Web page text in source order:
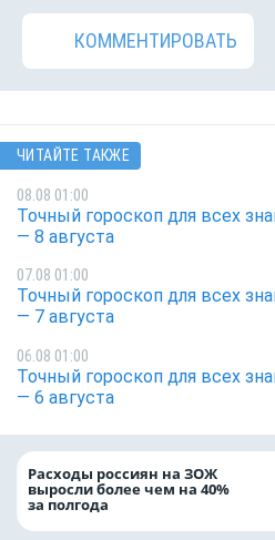
КОММЕНТИРОВАТЬ
ЧИТАЙТЕ ТАКЖЕ
08.08 01:00
Точный гороскоп для всех
— 8 августа
07.08 01:00
Точный гороскоп для всех
— 7 августа
06.08 01:00
Точный гороскоп для всех
— 6 августа
Расходы россиян на ЗОЖ
выросли более чем на 40%
за полгода